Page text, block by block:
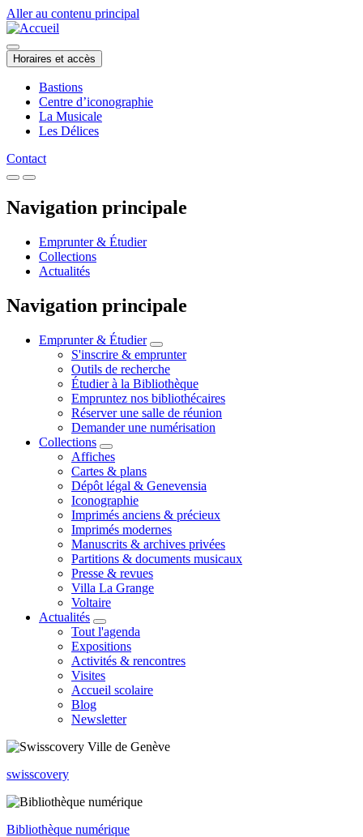
Aller au contenu principal
Horaires et accès
Bastions
Centre d’iconographie
La Musicale
Les Délices
Contact
Navigation principale
Emprunter & Étudier
Collections
Actualités
Navigation principale
Emprunter & Étudier
S'inscrire & emprunter
Outils de recherche
Étudier à la Bibliothèque
Empruntez nos bibliothécaires
Réserver une salle de réunion
Demander une numérisation
Collections
Affiches
Cartes & plans
Dépôt légal & Genevensia
Iconographie
Imprimés anciens & précieux
Imprimés modernes
Manuscrits & archives privées
Partitions & documents musicaux
Presse & revues
Villa La Grange
Voltaire
Actualités
Tout l'agenda
Expositions
Activités & rencontres
Visites
Accueil scolaire
Blog
Newsletter
swisscovery
Bibliothèque numérique